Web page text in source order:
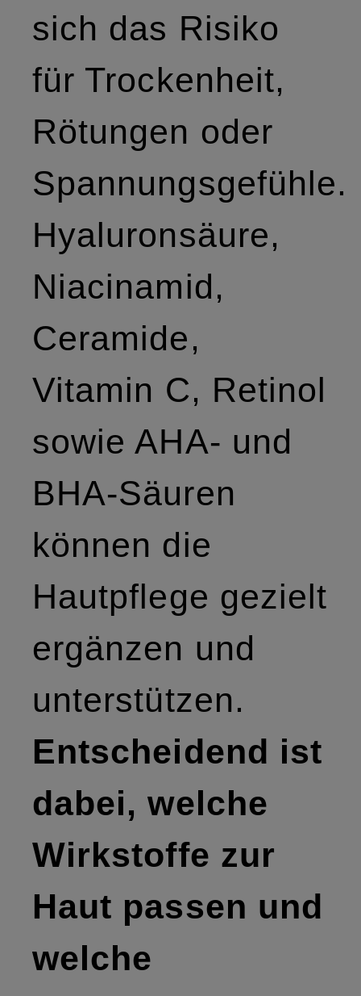
sich das Risiko
für Trockenheit,
Rötungen oder
Spannungsgefühle.
Hyaluronsäure,
Niacinamid,
Ceramide,
Vitamin C, Retinol
sowie AHA- und
BHA-Säuren
können die
Hautpflege gezielt
ergänzen und
unterstützen.
Entscheidend ist
dabei, welche
Wirkstoffe zur
Haut passen und
welche